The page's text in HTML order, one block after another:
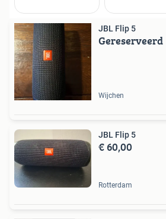
JBL Flip 5
Gereserveerd
Wijchen
JBL Flip 5
€ 60,00
Rotterdam